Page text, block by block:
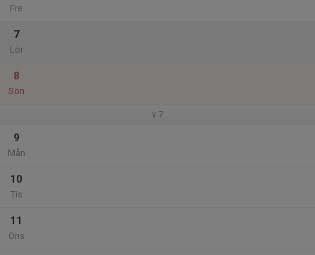
Fre
7
Lör
8
Sön
v.7
9
Mån
10
Tis
11
Ons